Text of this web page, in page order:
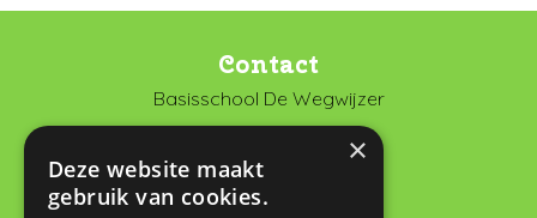
Contact
Basisschool De Wegwijzer
De Looch 13
4133 DK Vianen
0347 372673
×
Deze website maakt
gebruik van cookies.